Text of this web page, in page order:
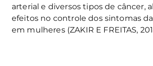
arterial e diversos tipos de câncer,
efeitos no controle dos sintomas
em mulheres (ZAKIR E FREITAS,